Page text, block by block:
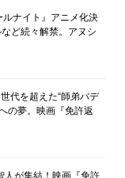
ナイト』アニメ化決
ど続々解禁。アヌシ
代を超えた“師弟バデ
の夢。映画『免許返
人が集結！映画『免許